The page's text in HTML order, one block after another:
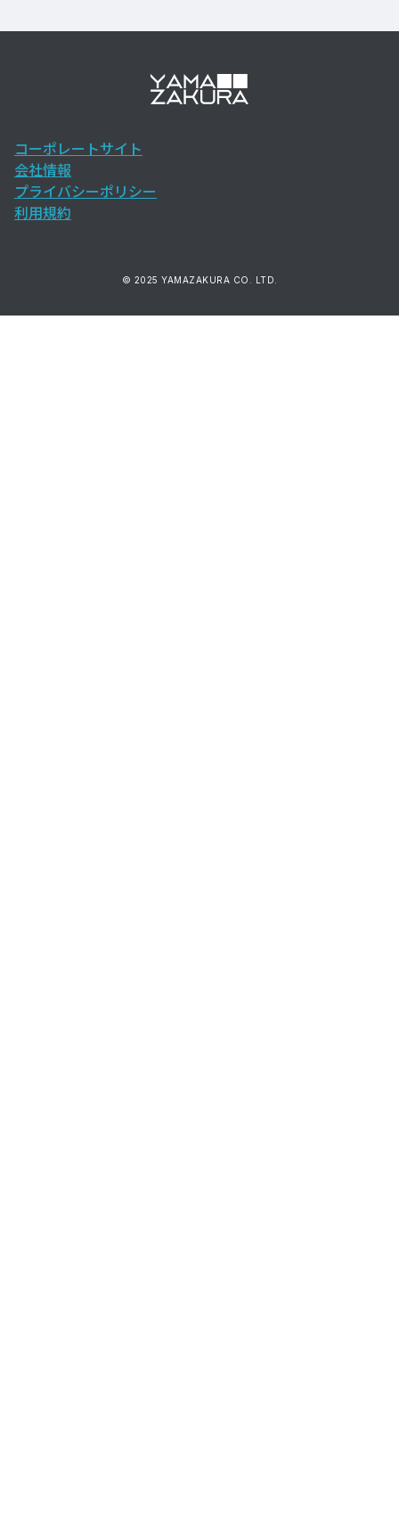
コーポレートサイト
会社情報
プライバシーポリシー
利用規約
© 2025 YAMAZAKURA CO. LTD.